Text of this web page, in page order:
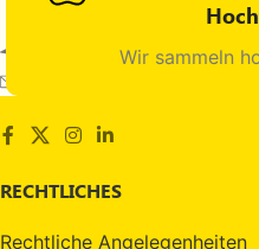
Wir sammeln
Maltepe, İstanbul, Türkiye
RECHTLICHES
Rechtliche Angelegenheiten